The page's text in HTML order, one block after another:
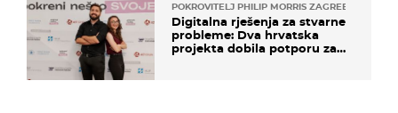
POKROVITELJ PHILIP MORRIS ZAGREB
Digitalna rješenja za stvarne
probleme: Dva hrvatska
projekta dobila potporu za